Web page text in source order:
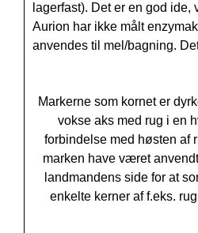
lagerfast). Det er en god
Aurion har ikke målt
anvendes til mel/bagning.
Markerne som kornet er
vokse aks med rug i en
forbindelse med høsten af
marken have været
landmandens side for at
enkelte kerner af f.eks.